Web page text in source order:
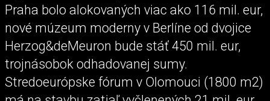
Praha bolo alokovaných viac ako 116 mil. eur,
nové múzeum moderny v Berlíne od dvojice
Herzog&deMeuron bude stáť 450 mil. eur,
trojnásobok odhadovanej sumy.
Stredoeurópske fórum v Olomouci (1800 m2)